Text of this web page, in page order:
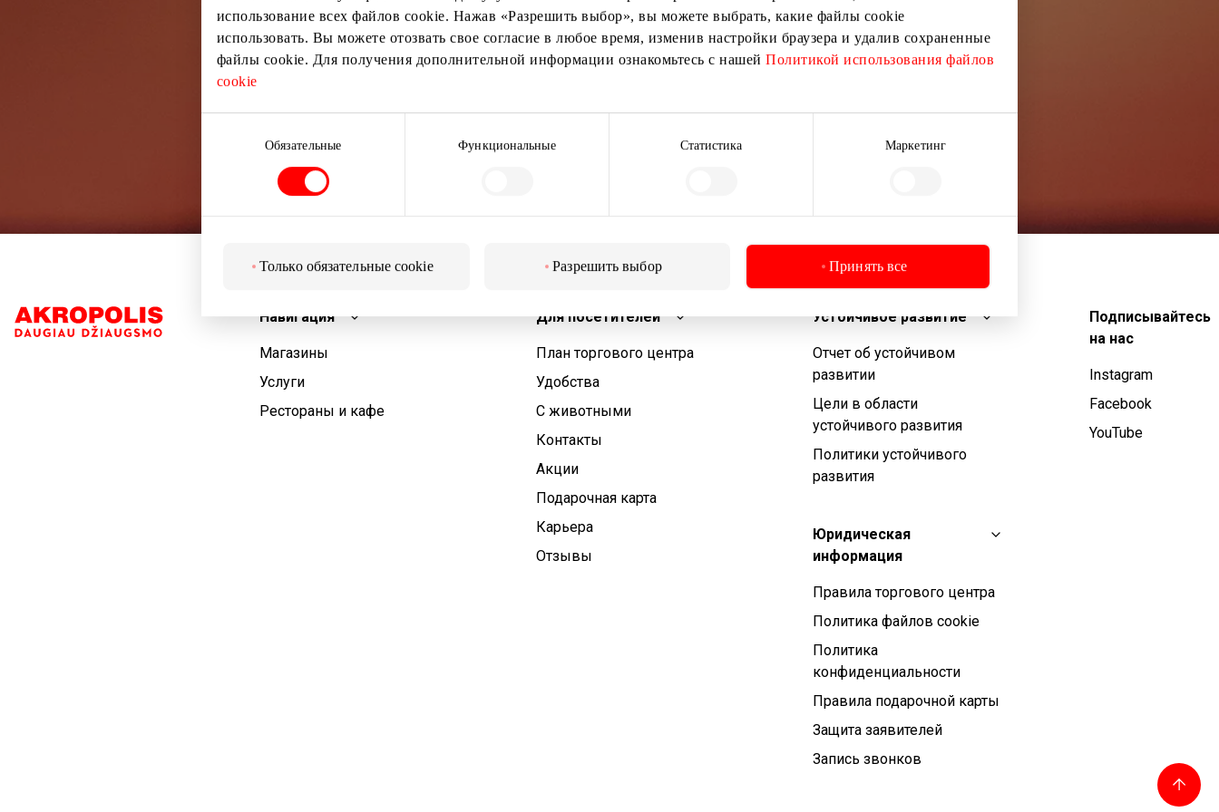
использование всех файлов cookie. Нажав «Разрешить выбор», вы можете выбрать, какие файлы cookie
использовать. Вы можете отозвать свое согласие в любое время, изменив настройки браузера и удалив сохраненные
файлы cookie. Для получения дополнительной информации ознакомьтесь с нашейПолитикой использования файлов
cookie
Обязательные Функциональные Статистика Маркетинг
Только обязательные cookie Разрешить выбор Принять все
Подписаться
вам исполнилось 13 лет.
Навигация
Магазины
Услуги
Рестораны и кафе
Для посетителей
План торгового центра
Удобства
С животными
Контакты
Aкции
Подарочная карта
Карьера
Отзывы
Устойчивое развитие
Отчет об устойчивом
развитии
Цели в области
устойчивого развития
Политики устойчивого
развития
Юридическая
информация
Правила торгового центра
Политика файлов cookie
Политика
конфиденциальности
Правила подарочной карты
Защита заявителей
Запись звонков
Подписывайтесь
на нас
Instagram
Facebook
YouTube